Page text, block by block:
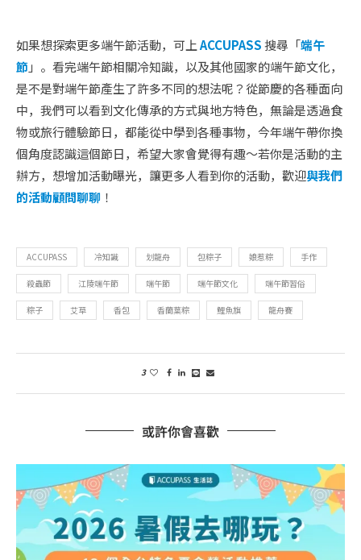
如果想探索更多端午節活動，可上ACCUPASS搜尋「端午
節」。看完端午節相關冷知識，以及其他國家的端午節文化，
是不是對端午節產生了許多不同的想法呢？從節慶的各種面向
中，我們可以看到文化傳承的方式與地方特色，無論是透過食
物或旅行體驗節日，都能從中學到各種事物，今年端午帶你換
個角度認識這個節日，希望大家會覺得有趣～若你是活動的主
辦方，想增加活動曝光，讓更多人看到你的活動，歡迎與我們
的活動顧問聊聊 ！
ACCUPASS 冷知識 划龍舟 包粽子 娘惹粽 手作
殺蟲節 江陵端午節 端午節 端午節文化 端午節習俗
粽子 艾草 香包 香蘭葉粽 鯉魚旗 龍舟賽
3
或許你會喜歡